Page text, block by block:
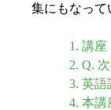
集にもなって
1. 講座
2. Q.
3. 英語
4. 本講